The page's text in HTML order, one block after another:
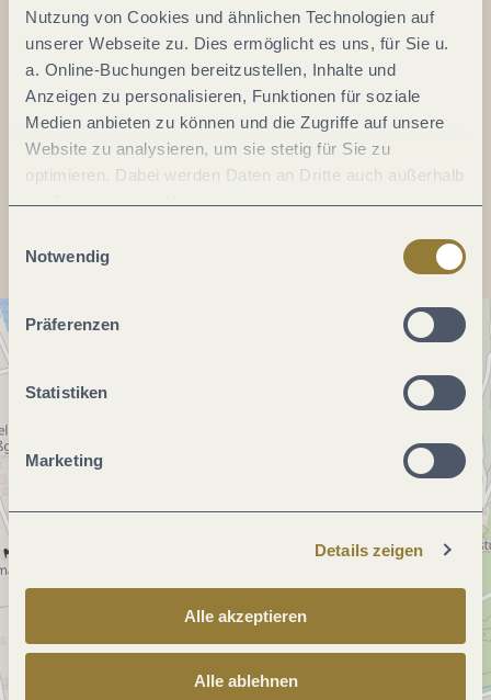
Nutzung von Cookies und ähnlichen Technologien auf
unserer Webseite zu. Dies ermöglicht es uns, für Sie u.
a. Online-Buchungen bereitzustellen, Inhalte und
Anzeigen zu personalisieren, Funktionen für soziale
Medien anbieten zu können und die Zugriffe auf unsere
Website zu analysieren, um sie stetig für Sie zu
optimieren. Dabei werden Daten an Dritte auch außerhalb
der Europäischen Union weitergegeben und dort
jederzeit widerrufen werden. Mit der Auswahl "Alle
ablehnen" kann es zu Beeinträchtigungen in der Nutzung
Notwendig
Präferenzen
Statistiken
Marketing
Details zeigen
Alle akzeptieren
Alle ablehnen
Tel.:(0049) 6542 21304
piace@gmx.de
Webseite:www.synagogezell.de